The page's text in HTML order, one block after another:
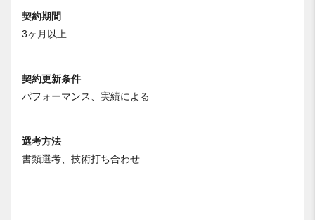
契約期間
3ヶ月以上
契約更新条件
パフォーマンス、実績による
選考方法
書類選考、技術打ち合わせ